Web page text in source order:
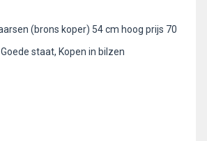
(brons koper) 54 cm hoog prijs 70
staat, Kopen in bilzen